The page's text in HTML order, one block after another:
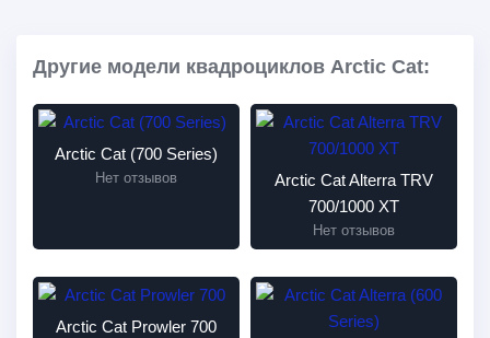
Другие модели квадроциклов Arctic Cat:
Arctic Cat (700 Series)
Нет отзывов
Arctic Cat Alterra TRV
700/1000 XT
Нет отзывов
Arctic Cat Prowler 700